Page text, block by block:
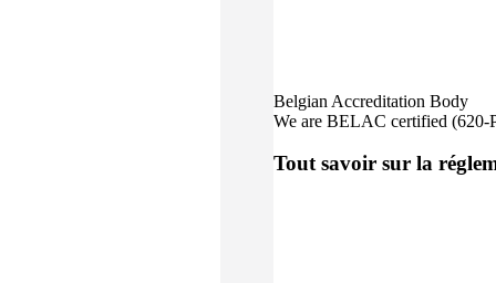
Belgian Accreditation Body
We are BELAC certified (620-
Tout savoir sur la